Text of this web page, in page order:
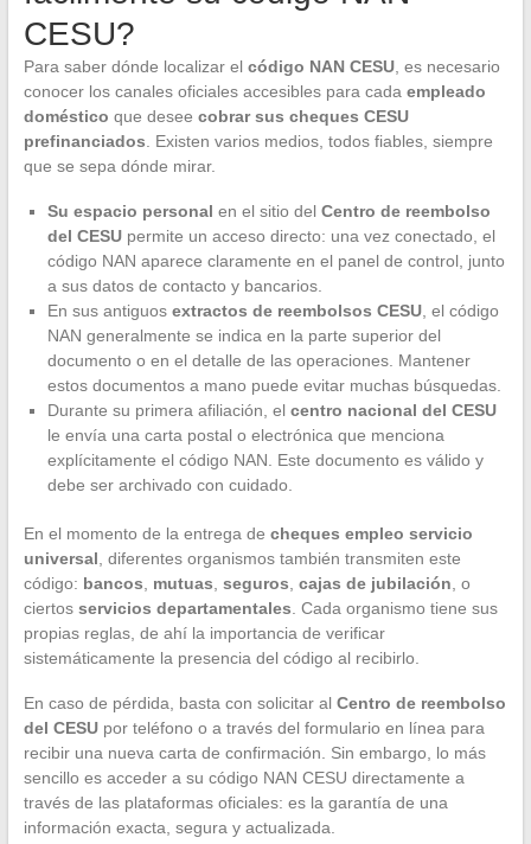
CESU?
Para saber dónde localizar el código NAN CESU, es necesario
conocer los canales oficiales accesibles para cada empleado
doméstico que desee cobrar sus cheques CESU
prefinanciados . Existen varios medios, todos fiables, siempre
que se sepa dónde mirar.
Su espacio personal en el sitio del Centro de reembolso
del CESUpermite un acceso directo: una vez conectado, el
código NAN aparece claramente en el panel de control, junto
a sus datos de contacto y bancarios.
En sus antiguos extractos de reembolsos CESU, el código
NAN generalmente se indica en la parte superior del
documento o en el detalle de las operaciones. Mantener
estos documentos a mano puede evitar muchas búsquedas.
Durante su primera afiliación, el centro nacional del CESU
le envía una carta postal o electrónica que menciona
explícitamente el código NAN. Este documento es válido y
debe ser archivado con cuidado.
En el momento de la entrega de cheques empleo servicio
universal , diferentes organismos también transmiten este
código: bancos mutuas seguros cajas de jubilación , o
ciertos servicios departamentales . Cada organismo tiene sus
propias reglas, de ahí la importancia de verificar
sistemáticamente la presencia del código al recibirlo.
En caso de pérdida, basta con solicitar al Centro de reembolso
del CESUpor teléfono o a través del formulario en línea para
recibir una nueva carta de confirmación. Sin embargo, lo más
sencillo es acceder a su código NAN CESU directamente a
través de las plataformas oficiales: es la garantía de una
información exacta, segura y actualizada.